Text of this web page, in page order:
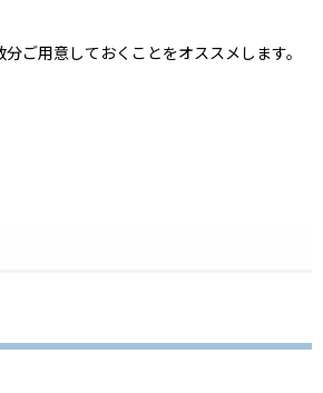
ご用意しておくことをオススメします。